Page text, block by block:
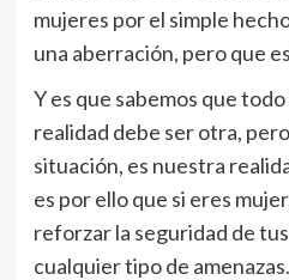
mujeres por el simple
una aberración, pero que
Y es que sabemos que
realidad debe ser otra,
situación, es nuestra
es por ello que si eres
reforzar la seguridad de
cualquier tipo de amenazas.